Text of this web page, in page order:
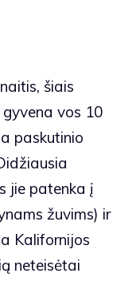
šiais
vos 10
paskutinio
jie patenka į
žuvims) ir
Kalifornijos
neteisėtai